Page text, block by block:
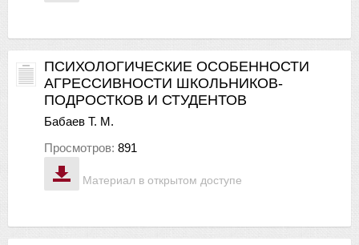
Материал в открытом доступе
ПСИХОЛОГИЧЕСКИЕ ОСОБЕННОСТИ
АГРЕССИВНОСТИ ШКОЛЬНИКОВ-
ПОДРОСТКОВ И СТУДЕНТОВ
Бабаев Т. М.
Просмотров: 891